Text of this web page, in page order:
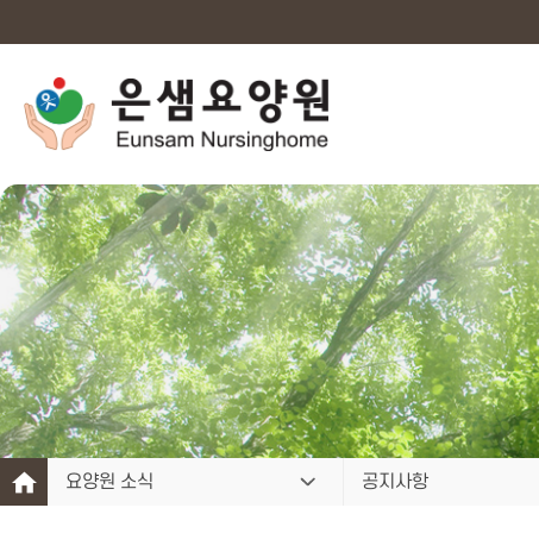
요양원 소식 공지사항